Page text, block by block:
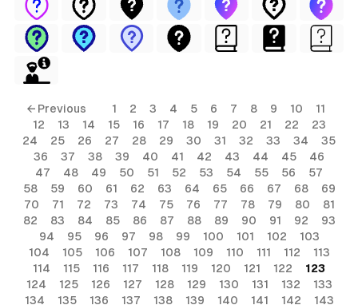
← Previous 1 2 3 4 5 6 7 8 9 10
11
12
13 14 15 16 17 18 19 20 21 22
23
24
25 26 27 28 29 30 31 32 33 34
35
36
37 38 39 40 41 42 43 44 45
46
47
48 49 50 51 52 53 54 55 56
57
58
59 60 61 62 63 64 65 66 67 68
69
70
71 72 73 74 75 76 77 78 79 80
81
82
83 84 85 86 87 88 89 90 91 92
93
94
95 96 97 98 99 100 101 102
103
104
105 106 107 108 109 110 111 112
113
114
115 116 117 118 119 120 121 122
123
124
125 126 127 128 129 130 131 132
133
134
135 136 137 138 139 140 141 142 143